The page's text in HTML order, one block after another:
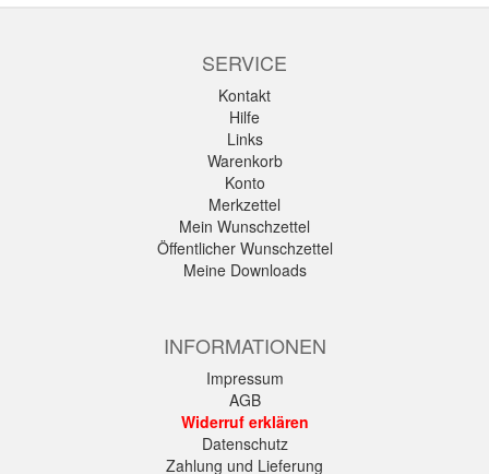
SERVICE
Kontakt
Hilfe
Links
Warenkorb
Konto
Merkzettel
Mein Wunschzettel
Öffentlicher Wunschzettel
Meine Downloads
INFORMATIONEN
Impressum
AGB
Widerruf erklären
Datenschutz
Zahlung und Lieferung